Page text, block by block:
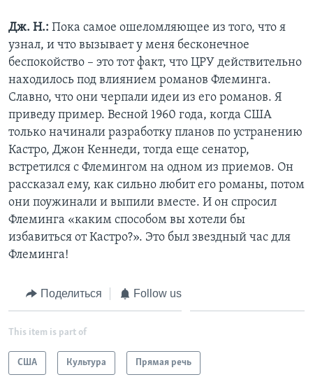
Дж. Н.: Пока самое ошеломляющее из того, что я
узнал, и что вызывает у меня бесконечное
беспокойство – это тот факт, что ЦРУ действительно
находилось под влиянием романов Флеминга.
Славно, что они черпали идеи из его романов. Я
приведу пример. Весной 1960 года, когда США
только начинали разработку планов по устранению
Кастро, Джон Кеннеди, тогда еще сенатор,
встретился с Флемингом на одном из приемов. Он
рассказал ему, как сильно любит его романы, потом
они поужинали и выпили вместе. И он спросил
Флеминга «каким способом вы хотели бы
избавиться от Кастро?». Это был звездный час для
Флеминга!
Поделиться Follow us
This item is part of
США Культура Прямая речь